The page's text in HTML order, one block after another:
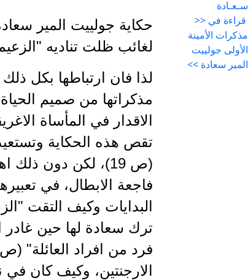
سـعـادة
قراءة في <<
مذكرات الأمينة
الأولى جولييت
المير سعادة >>
حكاية جولييت المير
لغائب ظلت تناديه
لذا فان ارتباطها بكل
مذكراتها من صميم
الاقدار في المأساة
تقص هذه الحكاية وتستعيد
(ص 19)، لكن دون
فاجعة الابطال، في
البدايات وكيف التقت
ترك سعادة لها حين
الارجنتين، وكيف كان في